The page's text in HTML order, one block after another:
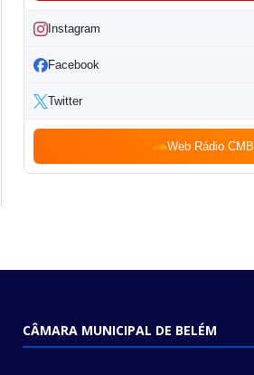
Instagram
Facebook
Twitter
Web Rádio CMB
CÂMARA MUNICIPAL DE BELÉM